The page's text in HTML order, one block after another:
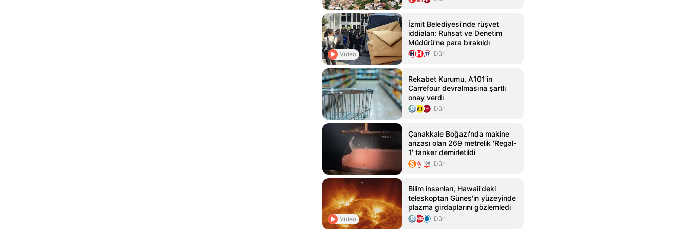
Video
İzmit Belediyesi'nde rüşvet
iddiaları: Ruhsat ve Denetim
Müdürü'ne para bırakıldı
Dün
Rekabet Kurumu, A101'in
Carrefour devralmasına şartlı
onay verdi
Dün
Çanakkale Boğazı'nda makine
arızası olan 269 metrelik 'Regal-
1' tanker demirletildi
Dün
Video
Bilim insanları, Hawaii'deki
teleskoptan Güneş'in yüzeyinde
plazma girdaplarını gözlemledi
Dün